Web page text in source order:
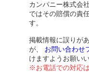
カンパニー株式会
ではその賠償の責
す。
掲載情報に誤りが
が、
お問い合わせ
けますようお願い
※お電話での対応